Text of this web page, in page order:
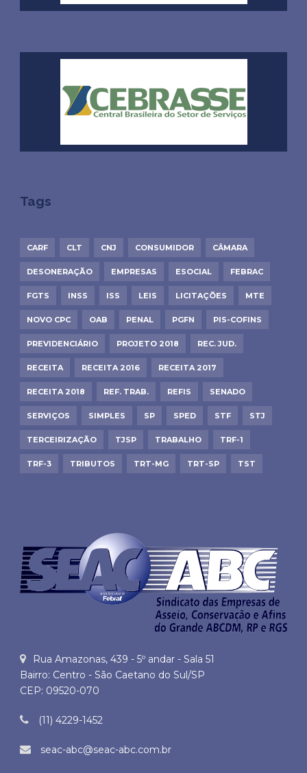
Tags
CARF CLT CNJ CONSUMIDOR CÂMARA
DESONERAÇÃO EMPRESAS ESOCIAL FEBRAC
FGTS INSS ISS LEIS LICITAÇÕES MTE
NOVO CPC OAB PENAL PGFN PIS-COFINS
PREVIDENCIÁRIO PROJETO 2018 REC. JUD.
RECEITA RECEITA 2016 RECEITA 2017
RECEITA 2018 REF. TRAB. REFIS SENADO
SERVIÇOS SIMPLES SP SPED STF STJ
TERCEIRIZAÇÃO TJSP TRABALHO TRF-1
TRF-3 TRIBUTOS TRT-MG TRT-SP TST
Rua Amazonas, 439 - 5º andar - Sala 51
Bairro: Centro - São Caetano do Sul/SP
CEP: 09520-070
(11) 4229-1452
seac-abc@seac-abc.com.br